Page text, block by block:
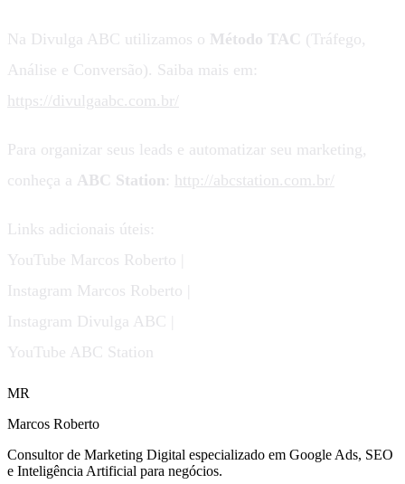
Na Divulga ABC utilizamos o Método TAC (Tráfego,
Análise e Conversão). Saiba mais em:
https://divulgaabc.com.br/
Para organizar seus leads e automatizar seu marketing,
conheça a ABC Station: http://abcstation.com.br/
Links adicionais úteis:
YouTube Marcos Roberto |
Instagram Marcos Roberto |
Instagram Divulga ABC |
YouTube ABC Station
MR
Marcos Roberto
Consultor de Marketing Digital especializado em Google Ads, SEO
e Inteligência Artificial para negócios.